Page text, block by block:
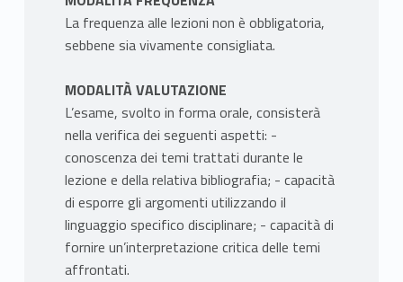
La frequenza alle lezioni non è obbligatoria,
sebbene sia vivamente consigliata.
MODALITÀ VALUTAZIONE
L’esame, svolto in forma orale, consisterà
nella verifica dei seguenti aspetti: -
conoscenza dei temi trattati durante le
lezione e della relativa bibliografia; - capacità
di esporre gli argomenti utilizzando il
linguaggio specifico disciplinare; - capacità di
fornire un’interpretazione critica delle temi
affrontati.